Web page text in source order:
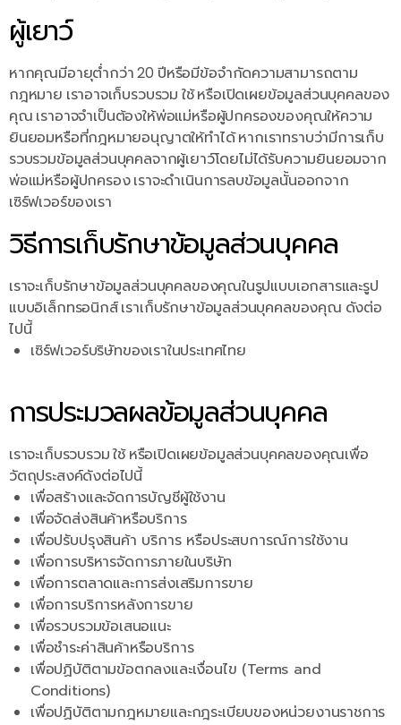
ผู้เยาว์
หากคุณมีอายุต่ำกว่า 20 ปีหรือมีข้อจำกัดความสามารถตาม
กฎหมาย เราอาจเก็บรวบรวม ใช้ หรือเปิดเผยข้อมูลส่วนบุคคลของ
คุณ เราอาจจำเป็นต้องให้พ่อแม่หรือผู้ปกครองของคุณให้ความ
ยินยอมหรือที่กฎหมายอนุญาตให้ทำได้ หากเราทราบว่ามีการเก็บ
รวบรวมข้อมูลส่วนบุคคลจากผู้เยาว์โดยไม่ได้รับความยินยอมจาก
พ่อแม่หรือผู้ปกครอง เราจะดำเนินการลบข้อมูลนั้นออกจาก
เซิร์ฟเวอร์ของเรา
วิธีการเก็บรักษาข้อมูลส่วนบุคคล
เราจะเก็บรักษาข้อมูลส่วนบุคคลของคุณในรูปแบบเอกสารและรูป
แบบอิเล็กทรอนิกส์ เราเก็บรักษาข้อมูลส่วนบุคคลของคุณ ดังต่อ
ไปนี้
เซิร์ฟเวอร์บริษัทของเราในประเทศไทย
การประมวลผลข้อมูลส่วนบุคคล
เราจะเก็บรวบรวม ใช้ หรือเปิดเผยข้อมูลส่วนบุคคลของคุณเพื่อ
วัตถุประสงค์ดังต่อไปนี้
เพื่อสร้างและจัดการบัญชีผู้ใช้งาน
เพื่อจัดส่งสินค้าหรือบริการ
เพื่อปรับปรุงสินค้า บริการ หรือประสบการณ์การใช้งาน
เพื่อการบริหารจัดการภายในบริษัท
เพื่อการตลาดและการส่งเสริมการขาย
เพื่อการบริการหลังการขาย
เพื่อรวบรวมข้อเสนอแนะ
เพื่อชำระค่าสินค้าหรือบริการ
เพื่อปฏิบัติตามข้อตกลงและเงื่อนไข (Terms and
Conditions)
เพื่อปฏิบัติตามกฎหมายและกฎระเบียบของหน่วยงานราชการ